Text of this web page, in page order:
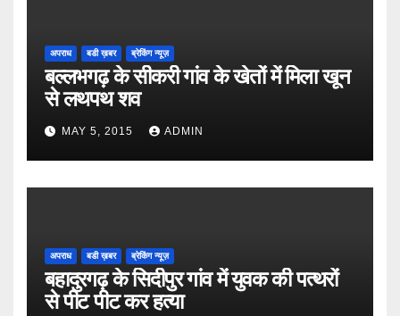
अपराध बडी ख़बर ब्रेकिंग न्यूज़
बल्लभगढ़ के सीकरी गांव के खेतों में मिला खून
से लथपथ शव
MAY 5, 2015 ADMIN
अपराध बडी ख़बर ब्रेकिंग न्यूज़
बहादुरगढ़ के सिदीपुर गांव में युवक की पत्थरों
से पीट पीट कर हत्या